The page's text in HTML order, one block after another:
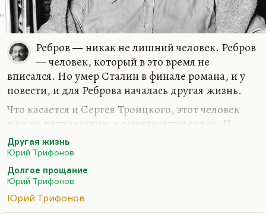
Ребров — никак не лишний человек. Ребров
— человек, который в это время не
вписался. Но умер Сталин в финале романа, и у
повести, и для Реброва началась другая жизнь.
Что касается и Сергея Троицкого, этот человек
уже не пятидесятых, а семидесятых годов. И
Трифонов совершенно прав, говоря, что для
людей пятидесятых были варианты, было
будущее, была надежда. А для людей
семидесятых вот смерть, как для Сергея
Троицкого, и как получилось для Трифонова
Другая жизнь
Юрий Трифонов
Долгое прощание
Юрий Трифонов
Юрий Трифонов